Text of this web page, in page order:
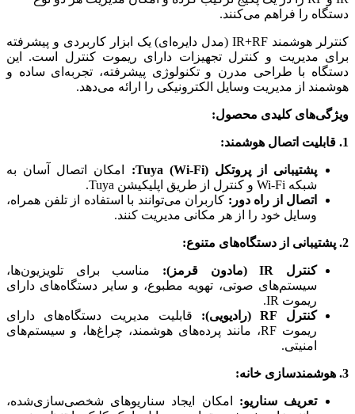
دستگاه را فراهم می‌کنند.
کنترلر هوشمند IR+RF (مدل دایره‌ای) یک ابزار کاربردی و پیشرفته
برای مدیریت و کنترل تجهیزات دارای ریموت کنترل است. این
دستگاه با طراحی مدرن و تکنولوژی پیشرفته، تجربه‌ای ساده و
هوشمند از مدیریت وسایل الکترونیکی را ارائه می‌دهد.
ویژگی‌های کلیدی محصول:
1. قابلیت اتصال هوشمند:
پشتیبانی از پروتکل Tuya (Wi-Fi):
امکان اتصال آسان به
شبکه Wi-Fi و کنترل از طریق اپلیکیشن Tuya.
اتصال از راه دور: کاربران می‌توانند با استفاده از تلفن همراه،
وسایل خود را از هر مکانی مدیریت کنند.
2. پشتیبانی از دستگاه‌های متنوع:
کنترل IR (مادون قرمز):
مناسب برای تلویزیون‌ها،
سیستم‌های صوتی، تهویه مطبوع، و سایر دستگاه‌های دارای
ریموت IR.
کنترل RF (رادیویی):
قابلیت مدیریت دستگاه‌های دارای
ریموت RF، مانند پرده‌های هوشمند، چراغ‌ها، و سیستم‌های
امنیتی.
3. هوشمندسازی خانه:
تعریف سناریو: امکان ایجاد سناریوهای شخصی‌سازی‌شده،